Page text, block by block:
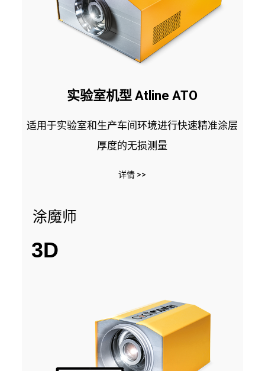
实验室机型 Atline ATO
适用于实验室和生产车间环境进行快速精准涂层
厚度的无损测量
详情 >>
涂魔师
3D